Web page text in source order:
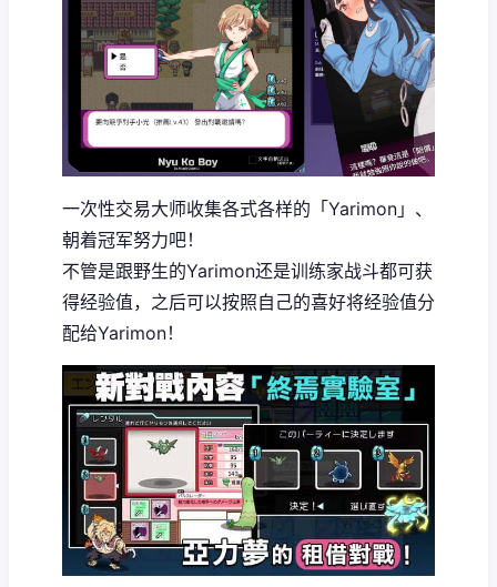
一次性交易大师收集各式各样的「Yarimon」、
朝着冠军努力吧！
不管是跟野生的Yarimon还是训练家战斗都可获
得经验值，之后可以按照自己的喜好将经验值分
配给Yarimon！